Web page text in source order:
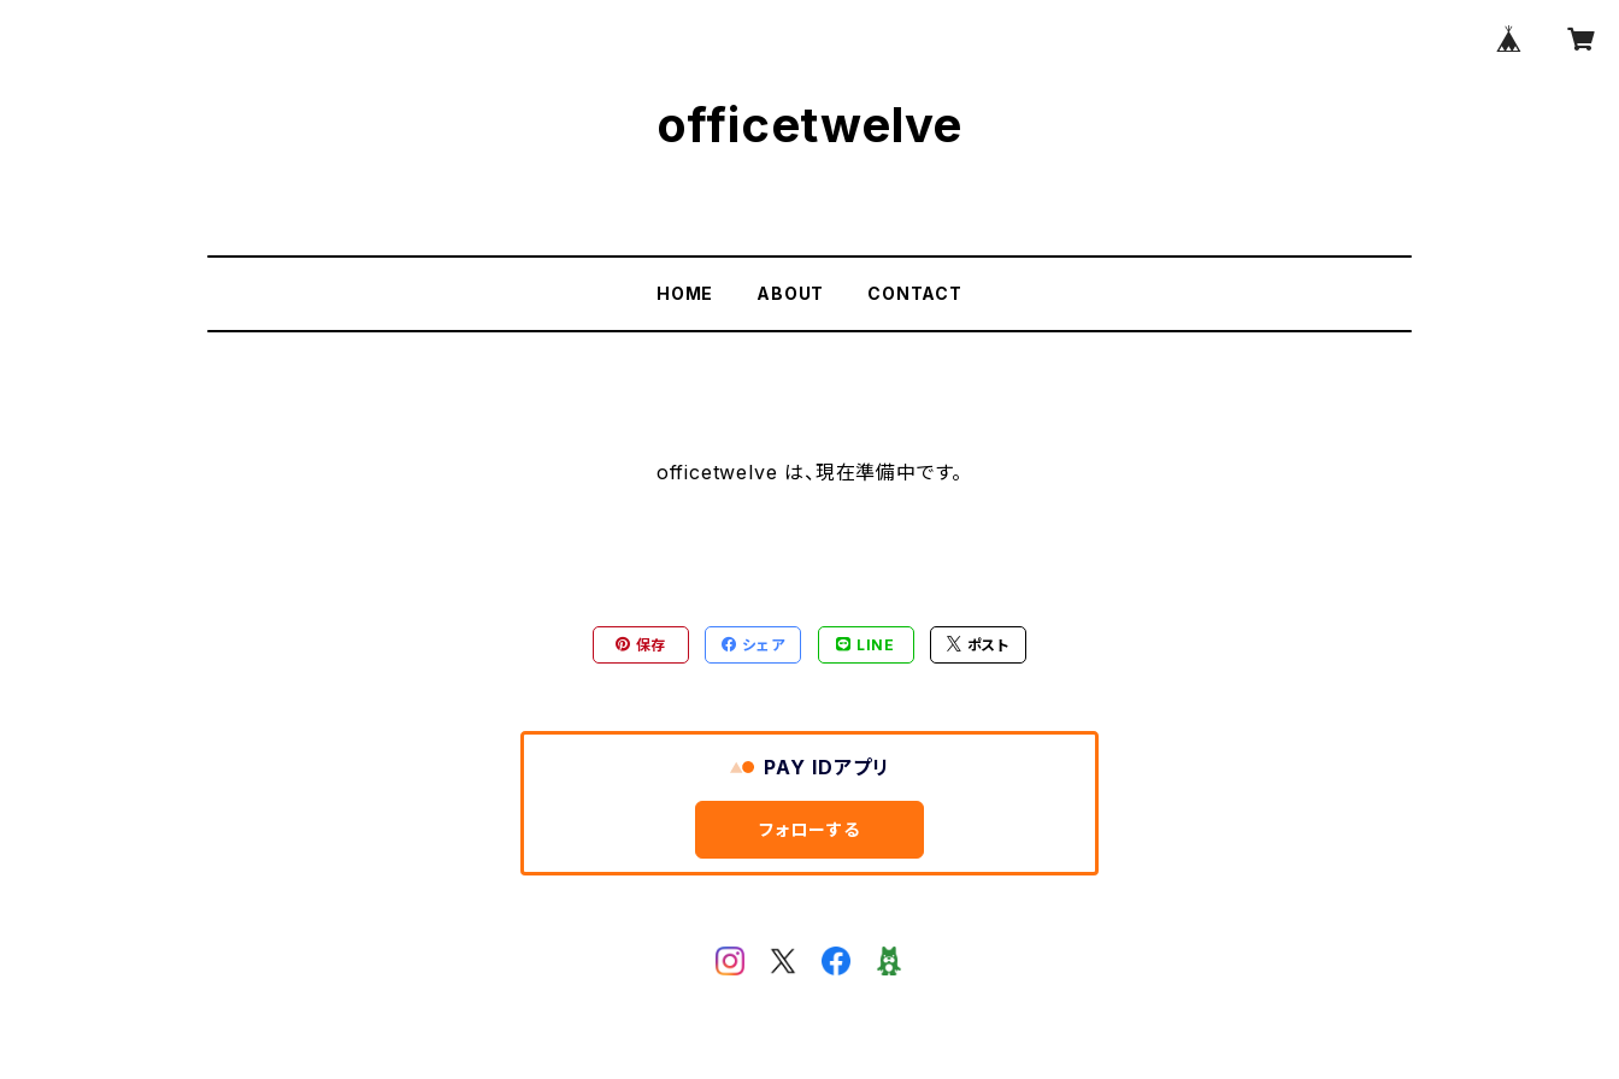
officetwelve
HOME ABOUT CONTACT
officetwelve は、現在準備中です。
保存 シェア LINE ポスト
PAY IDアプリ
フォローする